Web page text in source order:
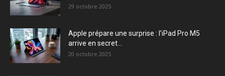
29 octobre 2025
Apple prépare une surprise : l’iPad Pro M5
arrive en secret...
20 octobre 2025